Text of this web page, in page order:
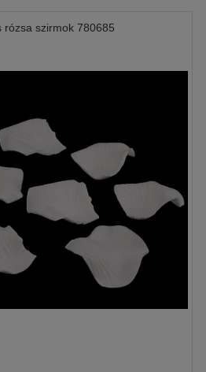
rózsa szirmok 780685